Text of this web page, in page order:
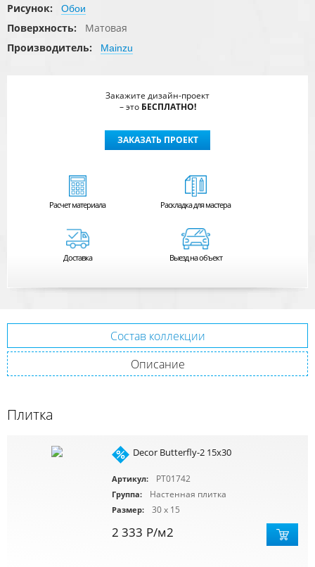
Рисунок: Обои
Поверхность:
Матовая
Производитель:
Mainzu
Закажите дизайн-проект
– это БЕСПЛАТНО!
ЗАКАЗАТЬ ПРОЕКТ
Расчетматериала Раскладка для мастера
Доставка Выезд на объект
Состав коллекции
Описание
Плитка
Decor Butterfly-2 15x30
Артикул: PT01742
Группа: Настенная плитка
Размер: 30 x 15
2 333 Р/м2